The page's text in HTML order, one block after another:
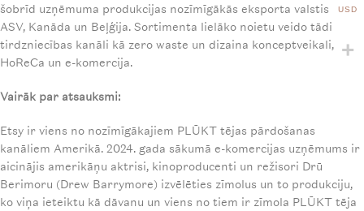
šobrīd uzņēmuma produkcijas nozīmīgākās eksporta valstis ir
ASV, Kanāda un Beļģija. Sortimenta lielāko noietu veido tādi
tirdzniecības kanāli kā zero waste un dizaina konceptveikali,
HoReCa un e-komercija.
Vairāk par atsauksmi:
Etsy ir viens no nozīmīgākajiem PLŪKT tējas pārdošanas
kanāliem Amerikā. 2024. gada sākumā e-komercijas uzņēmums ir
aicinājis amerikāņu aktrisi, kinoproducenti un režisori Drū
Berimoru (Drew Barrymore) izvēlēties zīmolus un to produkciju,
ko viņa ieteiktu kā dāvanu un viens no tiem ir zīmola PLŪKT tēja
USD